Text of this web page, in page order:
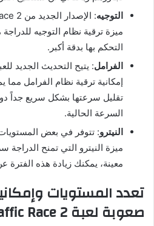
التوجيه
ميزة ترقية نظام التوجيه
التحكم بها بدقة أكبر.
الفرامل: يتيح التحديث الجديد
إمكانية ترقية نظام الفرامل
تقليل سرعتها بشكل سريع جداً
السرعة الحالية.
النيترو: تتوفر في بعض
ميزة النيترو التي تمنح الدراجة
معينة، يمكنك زيادة هذه الفترة
تعدد المستويات
صعوبة لعبة Moto Traffic Race 2 المعدلة